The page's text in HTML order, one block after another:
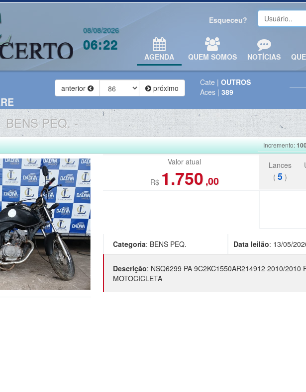
08/08/2026
06:22
Esqueceu?
AGENDA QUEM SOMOS NOTÍCIAS
anterior próximo
Cate | OUTROS
Aces | 389
BENS PEQ. -
Incremento:
Valor atual
R$ 1.750 ,00
Lances
( 5 )
Categoria: BENS PEQ. Data leilão: 13/05/
Descrição: NSQ6299 PA 9C2KC1550AR214912 2010/2010
MOTOCICLETA